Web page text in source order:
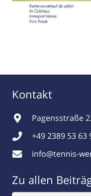
Kontakt
Pagensstraße
+49 2389 53 63
info@tennis-
Zu allen